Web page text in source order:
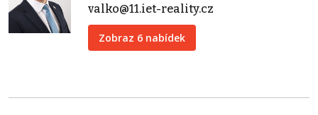
valko@11.iet-reality.cz
Zobraz 6 nabídek